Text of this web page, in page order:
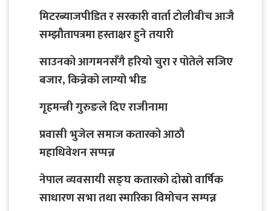
मिटरब्याजपीडित र सरकारी वार्ता टोलीबीच आजै
सम्झौतापत्रमा हस्ताक्षर हुने तयारी
साउनको आगमनसँगै हरियो चुरा र पोतेले सजिए
बजार, किन्नेको लाग्यो भीड
गृहमन्त्री गुरुङले दिए राजीनामा
प्रवासी भुजेल समाज कतारको आठाै
महाधिवेशन सप्पन्न
नेपाल व्यवसायी सङ्घ कतारको दोस्रो वार्षिक
साधारण सभा तथा स्मारिका विमोचन सम्पन्न